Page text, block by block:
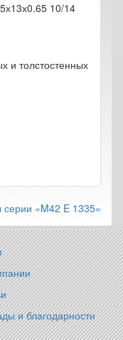
10/14
и толстостенных
«M42 E 1335»
и благодарности